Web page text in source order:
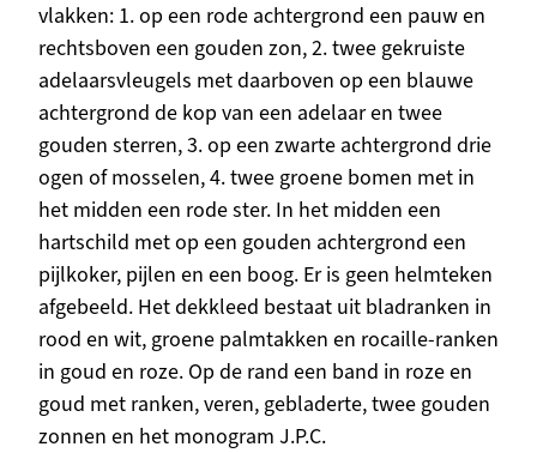
vlakken: 1. op een rode achtergrond een pauw en
rechtsboven een gouden zon, 2. twee gekruiste
adelaarsvleugels met daarboven op een blauwe
achtergrond de kop van een adelaar en twee
gouden sterren, 3. op een zwarte achtergrond drie
ogen of mosselen, 4. twee groene bomen met in
het midden een rode ster. In het midden een
hartschild met op een gouden achtergrond een
pijlkoker, pijlen en een boog. Er is geen helmteken
afgebeeld. Het dekkleed bestaat uit bladranken in
rood en wit, groene palmtakken en rocaille-ranken
in goud en roze. Op de rand een band in roze en
goud met ranken, veren, gebladerte, twee gouden
zonnen en het monogram J.P.C.